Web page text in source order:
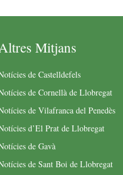
Mitjans
de Castelldefels
de Cornellà de Llobregat
de Vilafranca del Penedès
d’El Prat de Llobregat
de Gavà
de Sant Boi de Llobregat